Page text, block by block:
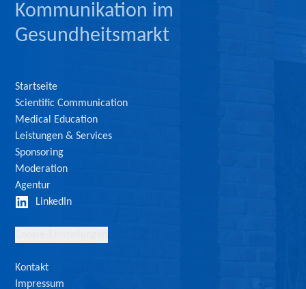
Kommunikation im
Gesundheitsmarkt
Startseite
Scientific Communication
Medical Education
Leistungen & Services
Sponsoring
Moderation
Agentur
LinkedIn
Kontakt
Impressum